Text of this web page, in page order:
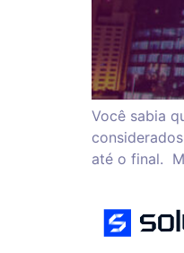
Você sabia
até o final.